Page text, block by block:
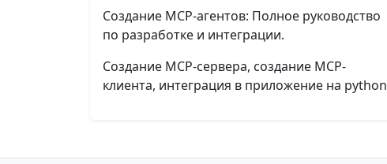
Создание MCP-агентов: Полное руководство
по разработке и интеграции.
Создание MCP-сервера, создание MCP-
клиента, интеграция в приложение на python